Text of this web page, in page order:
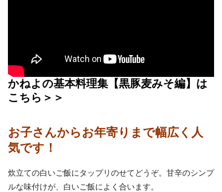
かねよの基本料理集【黒豚麦みそ編】は
こちら＞＞
お子さんからお年寄りまで幅広く人
気です！
炊立ての白いご飯にタップリのせてどうぞ。甘辛のシンプ
ルな味付けが、白いご飯によく合います。